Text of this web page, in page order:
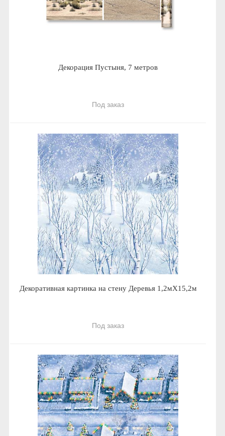
Декорация Пустыня, 7 метров
Под заказ
Декоративная картинка на стену Деревья 1,2мХ15,2м
Под заказ